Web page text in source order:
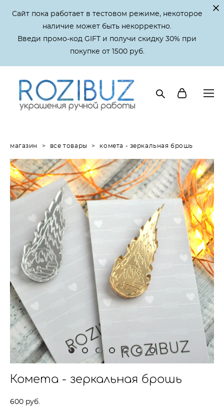
Сайт пока работает в тестовом режиме, некоторое
наличие может быть некорректно.
Введи промо-код GIFT и получи скидку 30% при
покупке от 1500 руб.
магазин > все товары > комета - зеркальная брошь
Комета - зеркальная брошь
600 pуб.